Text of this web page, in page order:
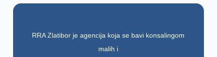
RRA Zlatibor je agencija koja se bavi konsalingom
malih i